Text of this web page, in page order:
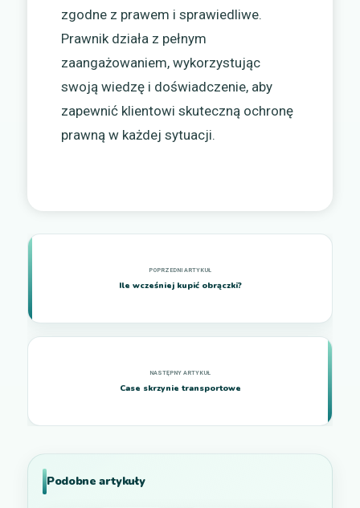
zgodne z prawem i sprawiedliwe.
Prawnik działa z pełnym
zaangażowaniem, wykorzystując
swoją wiedzę i doświadczenie, aby
zapewnić klientowi skuteczną ochronę
prawną w każdej sytuacji.
Ile wcześniej kupić obrączki?
Case skrzynie transportowe
Podobne artykuły